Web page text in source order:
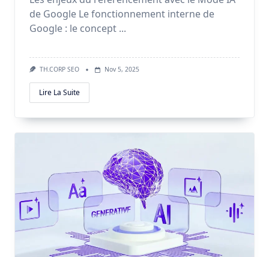
de Google Le fonctionnement interne de
Google : le concept ...
TH.CORP SEO Nov 5, 2025
Lire La Suite